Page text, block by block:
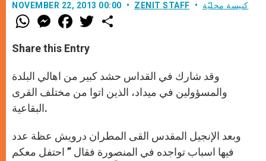
NOVEMBER 22, 2013 00:00 ZENIT STAFF كنيسة محليّة
W
h
t
s
p
p
M
e
s
e
g
e
r
F
a
e
b
k
w
r
Share this Entry
وقد شارك في القداس حشد كبير من اهالي البلدة
والمسؤولين في ميداد، الذين اتوا من مختلف القرى
البقاعية.
وبعد الإنجيل المقدس القى المطران درويش عظة عدد
فيها اسباب تواجده في المنصورة فقال ” احتفل معكم